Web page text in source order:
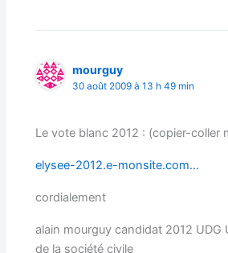
mourguy
30 août 2009 à 13 h 49 min
Le vote blanc 2012 : (copier-coller
elysee-2012.e-monsite.com…
cordialement
alain mourguy candidat 2012 UDG
de la société civile